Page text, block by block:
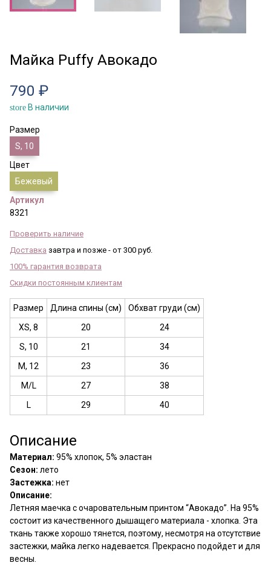
Майка Puffy Авокадо
790 ₽
store В наличии
Размер
S, 10
Цвет
Бежевый
Артикул
8321
Проверить наличие
Доставка завтра и позже - от 300 руб.
100% гарантия возврата
Скидки постоянным клиентам
Размер Длина спины (см)
Обхват груди (см)
XS, 8
20
24
S, 10
21
34
M, 12
23
36
M/L
27
38
L
29 40
Описание
Материал: 95% хлопок, 5% эластан
Сезон: лето
Застежка: нет
Описание:
Летняя маечка с очаровательным принтом “Авокадо”. На 95%
состоит из качественного дышащего материала - хлопка. Эта
ткань также хорошо тянется, поэтому, несмотря на отсутствие
застежки, майка легко надевается. Прекрасно подойдет и для
весны.